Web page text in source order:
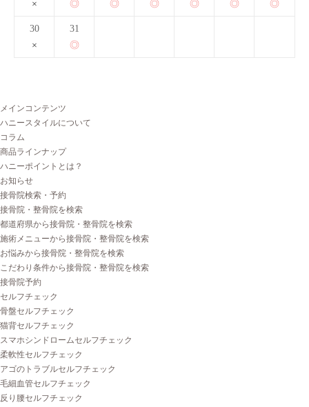
30 31
メインコンテンツ
ハニースタイルについて
コラム
商品ラインナップ
ハニーポイントとは？
お知らせ
接骨院検索・予約
接骨院・整骨院を検索
都道府県から接骨院・整骨院を検索
施術メニューから接骨院・整骨院を検索
お悩みから接骨院・整骨院を検索
こだわり条件から接骨院・整骨院を検索
接骨院予約
セルフチェック
骨盤セルフチェック
猫背セルフチェック
スマホシンドロームセルフチェック
柔軟性セルフチェック
アゴのトラブルセルフチェック
毛細血管セルフチェック
反り腰セルフチェック